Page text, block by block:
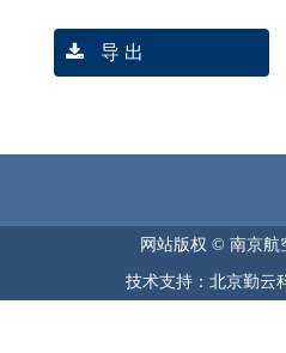
导 出
网站版权 © 南京航
技术支持：北京勤云